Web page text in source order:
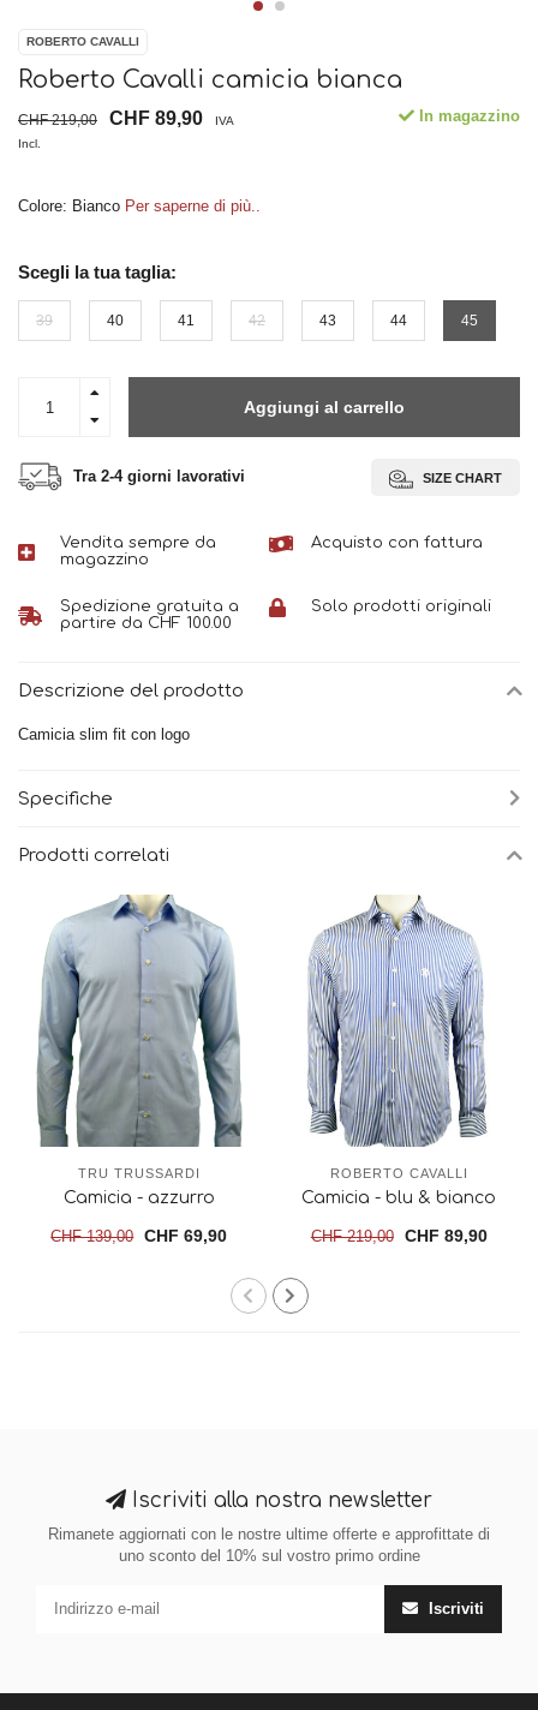
ROBERTO CAVALLI
Roberto Cavalli camicia bianca
CHF 219,00 CHF 89,90
IVA
Incl.
In magazzino
Colore: Bianco Per saperne di più..
Scegli la tua taglia:
39 40 41 42 43 44 45
Aggiungi al carrello
Tra 2-4 giorni lavorativi SIZE CHART
Vendita sempre da
magazzino
Acquisto con fattura
Spedizione gratuita a
partire da CHF 100.00
Solo prodotti originali
Descrizione del prodotto
Camicia slim fit con logo
Specifiche
Prodotti correlati
TRU TRUSSARDI
Camicia - azzurro
CHF 139,00 CHF 69,90
ROBERTO CAVALLI
Camicia - blu & bianco
CHF 219,00 CHF 89,90
Iscriviti alla nostra newsletter
Rimanete aggiornati con le nostre ultime offerte e approfittate di
uno sconto del 10% sul vostro primo ordine
Iscriviti